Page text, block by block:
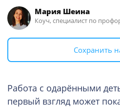
Мария Шеина
Коуч, специалист по
Сохранить
Работа с одарёнными
первый взгляд может